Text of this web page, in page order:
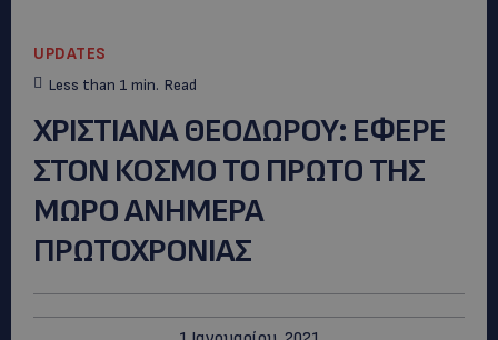
UPDATES
Less than 1 min. Read
ΧΡΙΣΤΙΑΝΑ ΘΕΟΔΩΡΟΥ: ΕΦΕΡΕ
ΣΤΟΝ ΚΟΣΜΟ ΤΟ ΠΡΩΤΟ ΤΗΣ
ΜΩΡΟ ΑΝΗΜΕΡΑ
ΠΡΩΤΟΧΡΟΝΙΑΣ